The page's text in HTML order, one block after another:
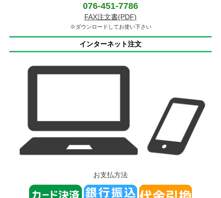
076-451-7786
FAX注文書(PDF)
※ダウンロードしてお使い下さい
インターネット注文
お支払方法